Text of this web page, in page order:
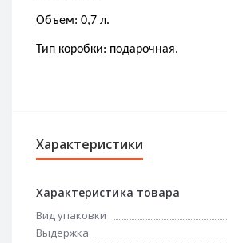
Объем: 0,7 л.
Тип коробки: подарочная.
Характеристики
Характеристика товара
Вид упаковки
Выдержка